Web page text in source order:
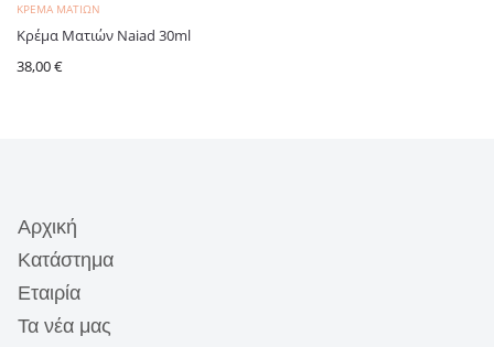
ΚΡΈΜΑ ΜΑΤΙΏΝ
Κρέμα Ματιών Naiad 30ml
38,00€
Αρχική
Κατάστημα
Εταιρία
Τα νέα μας